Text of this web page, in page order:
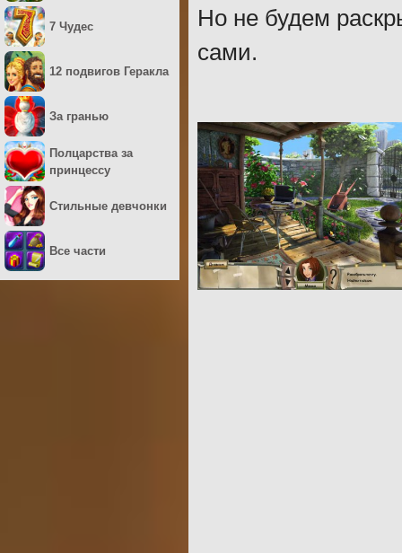
Но не будем
сами.
7 Чудес
12 подвигов Геракла
За гранью
Полцарства за
принцессу
Стильные девчонки
Все части